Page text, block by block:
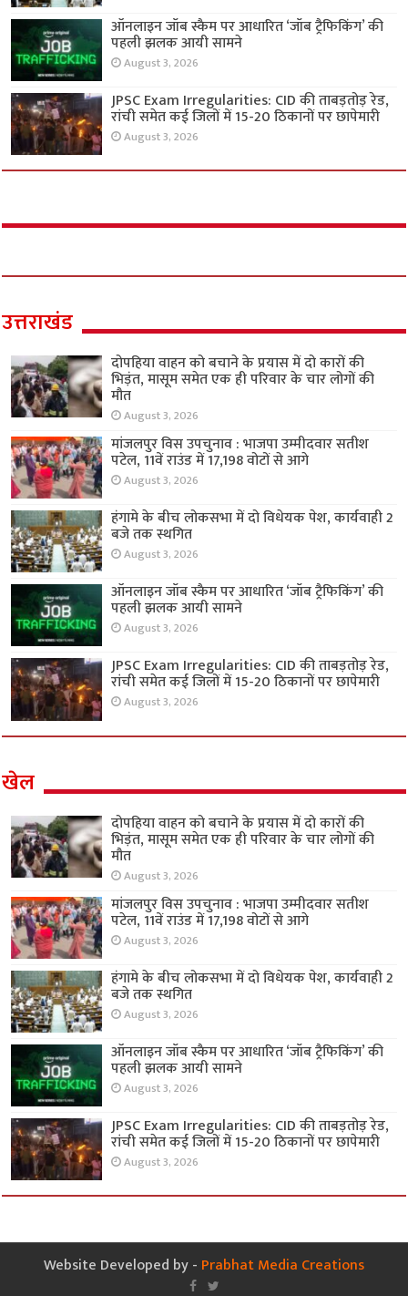
ऑनलाइन जॉब स्कैम पर आधारित ‘जॉब ट्रैफिकिंग’ की
पहली झलक आयी सामने
August 3, 2026
JPSC Exam Irregularities: CID की ताबड़तोड़ रेड,
रांची समेत कई जिलों में 15-20 ठिकानों पर छापेमारी
August 3, 2026
उत्तराखंड
दोपहिया वाहन को बचाने के प्रयास में दो कारों की
भिड़ंत, मासूम समेत एक ही परिवार के चार लोगों की
मौत
August 3, 2026
मांजलपुर विस उपचुनाव : भाजपा उम्मीदवार सतीश
पटेल, 11वें राउंड में 17,198 वोटों से आगे
August 3, 2026
हंगामे के बीच लोकसभा में दो विधेयक पेश, कार्यवाही 2
बजे तक स्थगित
August 3, 2026
ऑनलाइन जॉब स्कैम पर आधारित ‘जॉब ट्रैफिकिंग’ की
पहली झलक आयी सामने
August 3, 2026
JPSC Exam Irregularities: CID की ताबड़तोड़ रेड,
रांची समेत कई जिलों में 15-20 ठिकानों पर छापेमारी
August 3, 2026
खेल
दोपहिया वाहन को बचाने के प्रयास में दो कारों की
भिड़ंत, मासूम समेत एक ही परिवार के चार लोगों की
मौत
August 3, 2026
मांजलपुर विस उपचुनाव : भाजपा उम्मीदवार सतीश
पटेल, 11वें राउंड में 17,198 वोटों से आगे
August 3, 2026
हंगामे के बीच लोकसभा में दो विधेयक पेश, कार्यवाही 2
बजे तक स्थगित
August 3, 2026
ऑनलाइन जॉब स्कैम पर आधारित ‘जॉब ट्रैफिकिंग’ की
पहली झलक आयी सामने
August 3, 2026
JPSC Exam Irregularities: CID की ताबड़तोड़ रेड,
रांची समेत कई जिलों में 15-20 ठिकानों पर छापेमारी
August 3, 2026
Website Developed by - Prabhat Media Creations